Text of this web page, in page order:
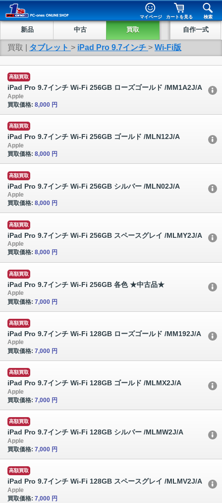
マイページ カートを見る 検索
新品 中古 買取 自作一式
買取 | タブレット > iPad Pro 9.7インチ > Wi-Fi版
高額買取
iPad Pro 9.7インチ Wi-Fi 256GB ローズゴールド /MM1A2J/A
Apple
買取価格: 8,000 円
高額買取
iPad Pro 9.7インチ Wi-Fi 256GB ゴールド /MLN12J/A
Apple
買取価格: 8,000 円
高額買取
iPad Pro 9.7インチ Wi-Fi 256GB シルバー /MLN02J/A
Apple
買取価格: 8,000 円
高額買取
iPad Pro 9.7インチ Wi-Fi 256GB スペースグレイ /MLMY2J/A
Apple
買取価格: 8,000 円
高額買取
iPad Pro 9.7インチ Wi-Fi 256GB 各色 ★中古品★
Apple
買取価格: 7,000 円
高額買取
iPad Pro 9.7インチ Wi-Fi 128GB ローズゴールド /MM192J/A
Apple
買取価格: 7,000 円
高額買取
iPad Pro 9.7インチ Wi-Fi 128GB ゴールド /MLMX2J/A
Apple
買取価格: 7,000 円
高額買取
iPad Pro 9.7インチ Wi-Fi 128GB シルバー /MLMW2J/A
Apple
買取価格: 7,000 円
高額買取
iPad Pro 9.7インチ Wi-Fi 128GB スペースグレイ /MLMV2J/A
Apple
買取価格: 7,000 円